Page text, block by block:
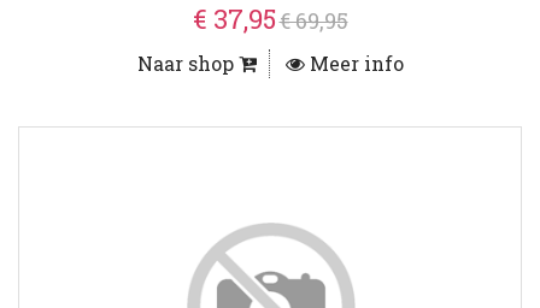
€ 37,95€ 69,95
Naar shop Meer info